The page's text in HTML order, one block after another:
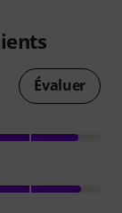
Évaluer